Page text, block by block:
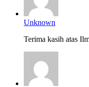
Unknown
Terima kasih atas